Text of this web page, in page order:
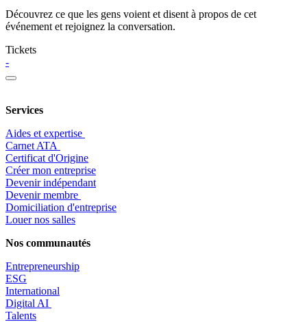
Découvrez ce que les gens voient et disent à propos de cet
événement et rejoignez la conversation.
Tickets
-
Services
Aides et expertise
​Carnet ATA
Certificat d'Origine
Créer mon entreprise
Devenir indépendant
Devenir membre
​Domiciliation d'entreprise
Louer nos salles
Nos communautés
Entrepreneurship
ESG
International
Digital AI
Talents